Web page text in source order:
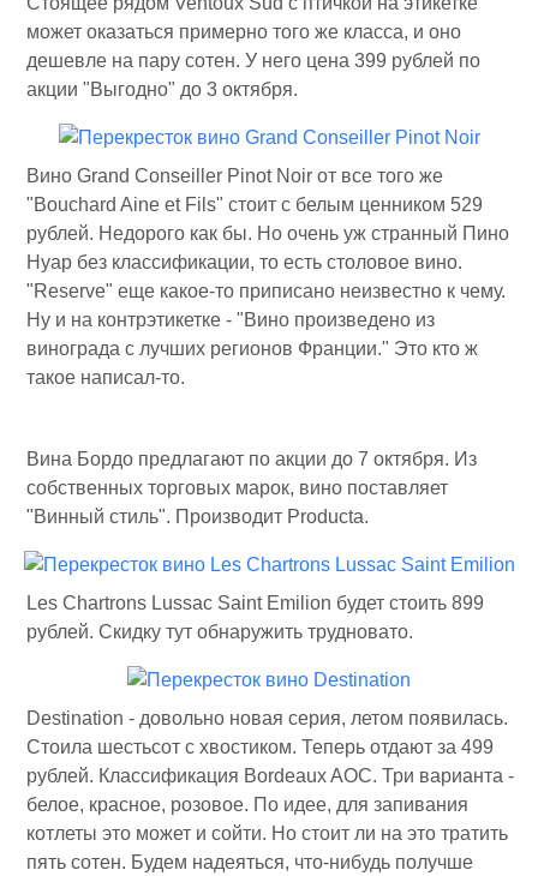
может оказаться примерно того же класса, и оно
дешевле на пару сотен. У него цена 399 рублей по
акции "Выгодно" до 3 октября.
Вино Grand Conseiller Pinot Noir от все того же
"Bouchard Aine et Fils" стоит с белым ценником 529
рублей. Недорого как бы. Но очень уж странный Пино
Нуар без классификации, то есть столовое вино.
"Reserve" еще какое-то приписано неизвестно к чему.
Ну и на контрэтикетке - "Вино произведено из
винограда с лучших регионов Франции." Это кто ж
такое написал-то.
Вина Бордо предлагают по акции до 7 октября. Из
собственных торговых марок, вино поставляет
"Винный стиль". Производит Producta.
Les Chartrons Lussac Saint Emilion будет стоить 899
рублей. Скидку тут обнаружить трудновато.
Destination - довольно новая серия, летом появилась.
Стоила шестьсот с хвостиком. Теперь отдают за 499
рублей. Классификация Bordeaux AOC. Три варианта -
белое, красное, розовое. По идее, для запивания
котлеты это может и сойти. Но стоит ли на это тратить
пять сотен. Будем надеяться, что-нибудь получше